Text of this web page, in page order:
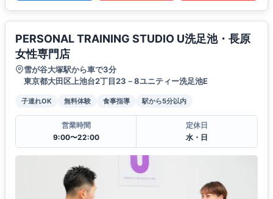
PERSONAL TRAINING STUDIO U洗足池・長原
女性専門店
雪が谷大塚駅から車で3分
東京都大田区上池台2丁目23－8ユニティー洗足池E
子連れOK 無料体験 食事指導 駅から5分以内
営業時間
9:00〜22:00
定休日
水・日